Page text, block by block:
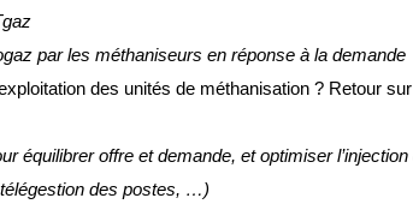
par les méthaniseurs en réponse à la demande
des unités de méthanisation ? Retour
équilibrer offre et demande, et optimiser
des postes, …)